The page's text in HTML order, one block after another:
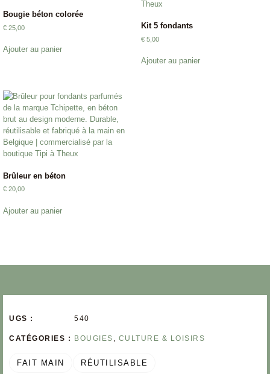
Bougie béton colorée
€ 25,00
Ajouter au panier
Kit 5 fondants
€ 5,00
Ajouter au panier
Brûleur en béton
€ 20,00
Ajouter au panier
UGS : 540
CATÉGORIES : BOUGIES , CULTURE & LOISIRS
FAIT MAIN RÉUTILISABLE